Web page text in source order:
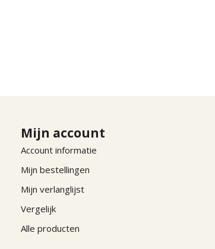
Mijn account
Account informatie
Mijn bestellingen
Mijn verlanglijst
Vergelijk
Alle producten